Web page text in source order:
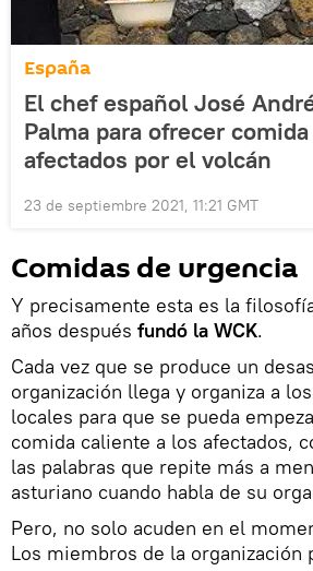
España
El chef español José
Palma para ofrecer
afectados por el volcán
23 de septiembre 2021, 11:21 GMT
Comidas de urgencia
Y precisamente esta es la
años después fundó la WCK.
Cada vez que se produce un
organización llega y organiza a
locales para que se pueda
comida caliente a los afectados,
las palabras que repite más a
asturiano cuando habla de su
Pero, no solo acuden en el
Los miembros de la organización